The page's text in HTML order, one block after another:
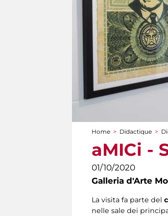
You are here
Home > Didactique >
aMICi -
01/10/2020
Galleria d'Arte
La visita fa parte del
nelle sale dei